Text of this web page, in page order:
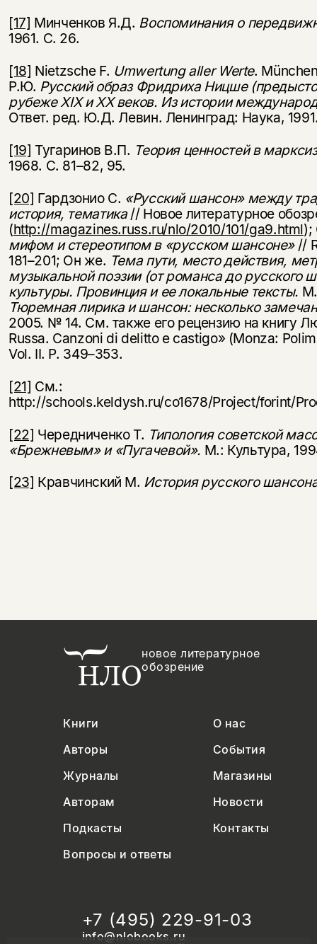
[17] Минченков Я.Д. Воспоминания о
1961. С. 26.
[18] Nietzsche F. Umwertung aller Werte.
Р.Ю. Русский образ Фридриха Ницше
рубежеXIXиXXвеков. Из истории
Ответ. ред. Ю.Д. Левин. Ленинград: Наука,
[19] Тугаринов В.П. Теория ценностей в
1968. С. 81–82, 95.
[20] Гардзонио С. «Русский шансон» между
история, тематика// Новое литературное
(http://magazines.russ.ru/nlo/2010/101/ga9.html);
мифом и стереотипом в «русском шансоне»//
181–201; Он же. Тема пути, место действия,
музыкальной поэзии (от романса до русского
культуры. Провинция и ее локальные тексты.
Тюремная лирика и шансон: несколько
2005. № 14. См. также его рецензию на книгу
Russa. Canzoni di delitto e castigo» (Monza:
Vol. II. Р. 349–353.
[21] См.:
http://schools.keldysh.ru/co1678/Project/forint/
[22] Чередниченко Т. Типология советской
«Брежневым» и «Пугачевой». М.: Культура,
[23] Кравчинский М. История русского
новое литературное
обозрение
Книги
О нас
Авторы
События
Журналы
Магазины
Авторам
Новости
Подкасты
Контакты
Вопросы и ответы
+7 (495) 229-91-03
info@nlobooks.ru